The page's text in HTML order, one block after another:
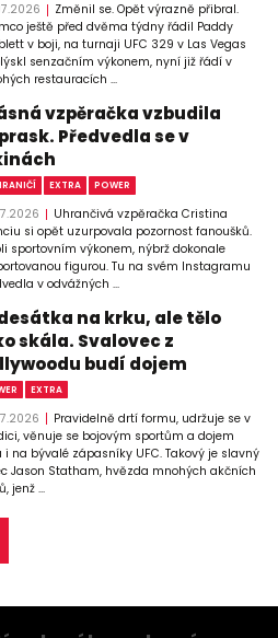
Změnil se. Opět výrazně přibral.
ještě před dvěma týdny řádil Paddy
v boji, na turnaji UFC 329 v Las Vegas
senzačním výkonem, nyní již řádí v
restauracích ...
vzpěračka vzbudila
Předvedla se v
EXTRA POWER
Uhrančivá vzpěračka Cristina
si opět uzurpovala pozornost fanoušků.
sportovním výkonem, nýbrž dokonale
figurou. Tu na svém Instagramu
v odvážných ...
na krku, ale tělo
skála. Svalovec z
budí dojem
EXTRA
Pravidelně drtí formu, udržuje se v
věnuje se bojovým sportům a dojem
i na bývalé zápasníky UFC. Takový je slavný
Jason Statham, hvězda mnohých akčních
jenž ...